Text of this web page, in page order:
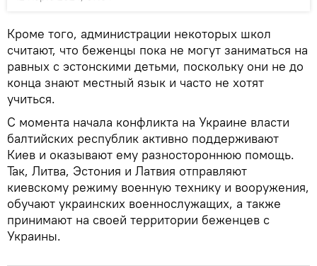
Кроме того, администрации некоторых школ
считают, что беженцы пока не могут заниматься на
равных с эстонскими детьми, поскольку они не до
конца знают местный язык и часто не хотят
учиться.
С момента начала конфликта на Украине власти
балтийских республик активно поддерживают
Киев и оказывают ему разностороннюю помощь.
Так, Литва, Эстония и Латвия отправляют
киевскому режиму военную технику и вооружения,
обучают украинских военнослужащих, а также
принимают на своей территории беженцев с
Украины.